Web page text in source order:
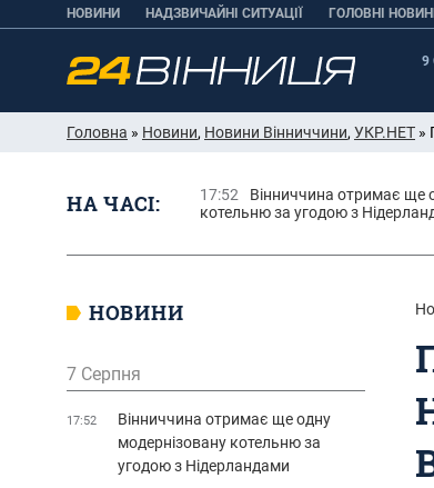
НОВИНИ НАДЗВИЧАЙНІ СИТУАЦІЇ ГОЛОВНІ
9
Головна » Новини, Новини Вінниччини, УКР.НЕТ »
НА ЧАСІ: 17:52
Вінниччина отримає ще
котельню за угодою з
НОВИНИ
7 Серпня
17:52
Вінниччина отримає ще одну
модернізовану котельню за
угодою з Нідерландами